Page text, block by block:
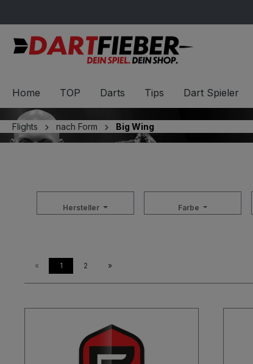
Home TOP Darts Tips Dart Spieler
Flights nach Form Big Wing
Hersteller Farbe
« 1 2 »